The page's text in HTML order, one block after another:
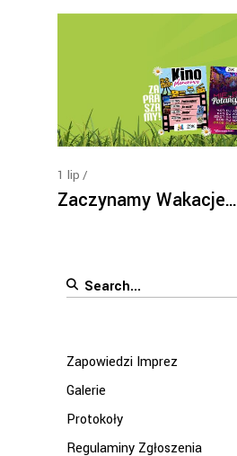
1 lip
Zaczynamy Wakacje…
Search
Zapowiedzi Imprez
Galerie
Protokoły
Regulaminy Zgłoszenia